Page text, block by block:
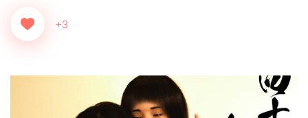
+3